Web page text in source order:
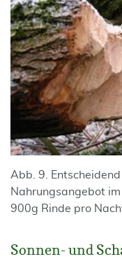
Abb. 9.
Nahrungsangebot
900g Rinde pro
Sonnen- und